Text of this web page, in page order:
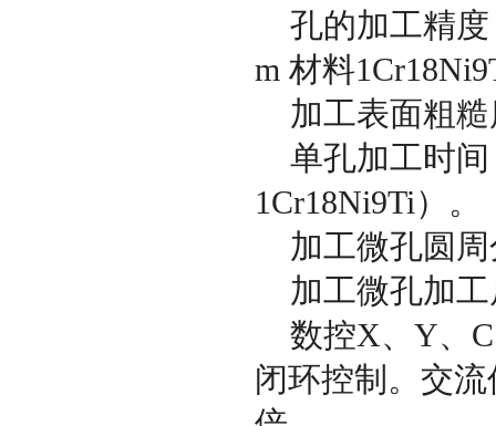
孔的加工精度
m 材料
加工表面粗糙
单孔加工时间
1Cr18Ni9Ti）。
加工微孔圆周
加工微孔加工
数控X、Y、C
闭环控制。交